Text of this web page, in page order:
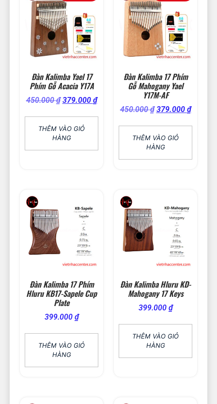
Đàn Kalimba Yael 17
Phím Gỗ Acacia Y17A
450.000₫ 379.000 ₫
THÊM VÀO GIỎ
HÀNG
Đàn Kalimba 17 Phím
Gỗ Mahogany Yael
Y17M-AF
450.000₫ 379.000 ₫
THÊM VÀO GIỎ
HÀNG
Đàn Kalimba 17 Phím
Hluru KB17-Sapele Cup
Plate
399.000 ₫
THÊM VÀO GIỎ
HÀNG
Đàn Kalimba Hluru KD-
Mahogany 17 Keys
399.000 ₫
THÊM VÀO GIỎ
HÀNG